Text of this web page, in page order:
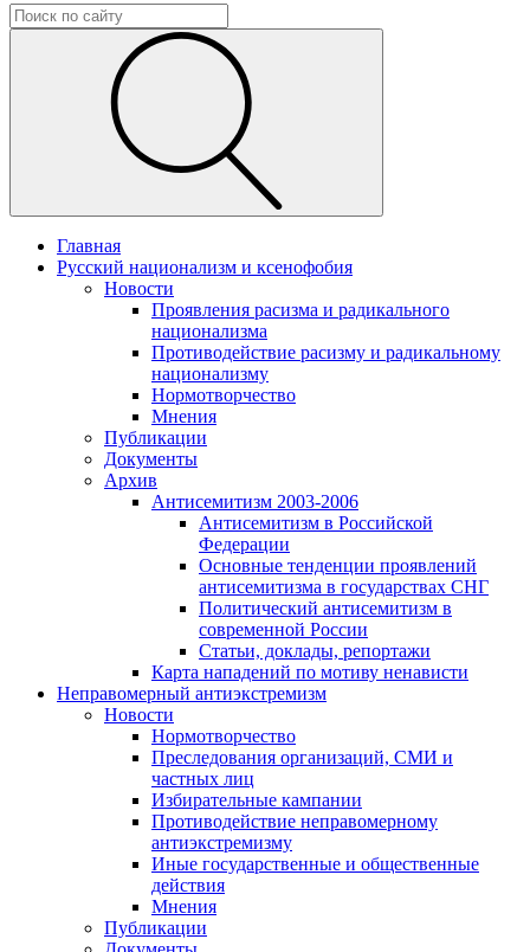
Главная
Русский национализм и ксенофобия
Новости
Проявления расизма и радикального
национализма
Противодействие расизму и радикальному
национализму
Нормотворчество
Мнения
Публикации
Документы
Архив
Антисемитизм 2003-2006
Антисемитизм в Российской
Федерации
Основные тенденции проявлений
антисемитизма в государствах СНГ
Политический антисемитизм в
современной России
Статьи, доклады, репортажи
Карта нападений по мотиву ненависти
Неправомерный антиэкстремизм
Новости
Нормотворчество
Преследования организаций, СМИ и
частных лиц
Избирательные кампании
Противодействие неправомерному
антиэкстремизму
Иные государственные и общественные
действия
Мнения
Публикации